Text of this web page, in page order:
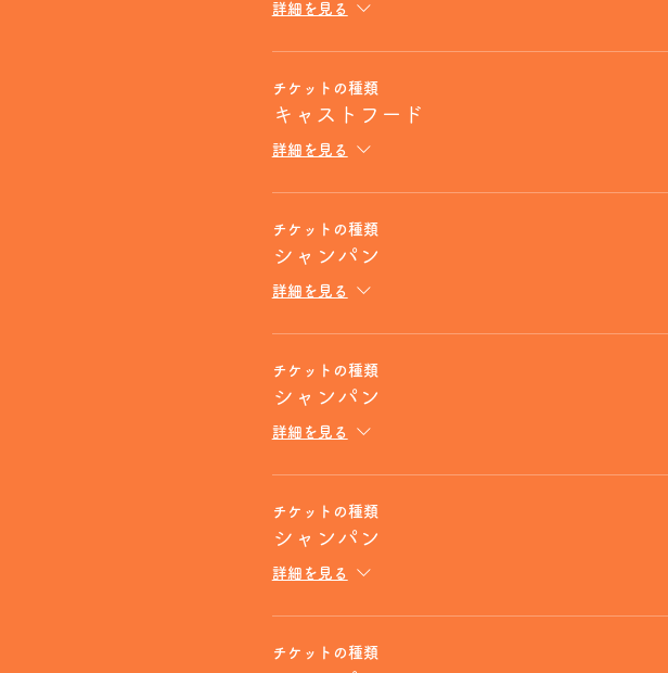
詳細を見る
チケットの種類
キャストフード
詳細を見る
チケットの種類
シャンパン
詳細を見る
チケットの種類
シャンパン
詳細を見る
チケットの種類
シャンパン
詳細を見る
チケットの種類